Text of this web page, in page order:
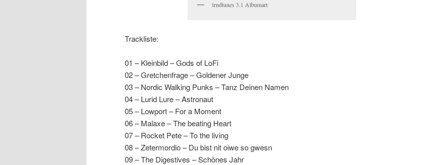
trndtunes 3.1 Albumart
Trackliste:
01 – Kleinbild – Gods of LoFi
02 – Gretchenfrage – Goldener Junge
03 – Nordic Walking Punks – Tanz Deinen Namen
04 – Lurid Lure – Astronaut
05 – Lowport – For a Moment
06 – Malaxe – The beating Heart
07 – Rocket Pete – To the living
08 – Zetermordio – Du bist nit oiwe so gwesn
09 – The Digestives – Schönes Jahr